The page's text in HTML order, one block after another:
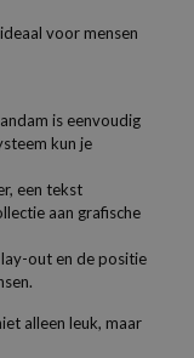
voor mensen
is eenvoudig
kun je
een tekst
aan grafische
out en de positie
alleen leuk, maar